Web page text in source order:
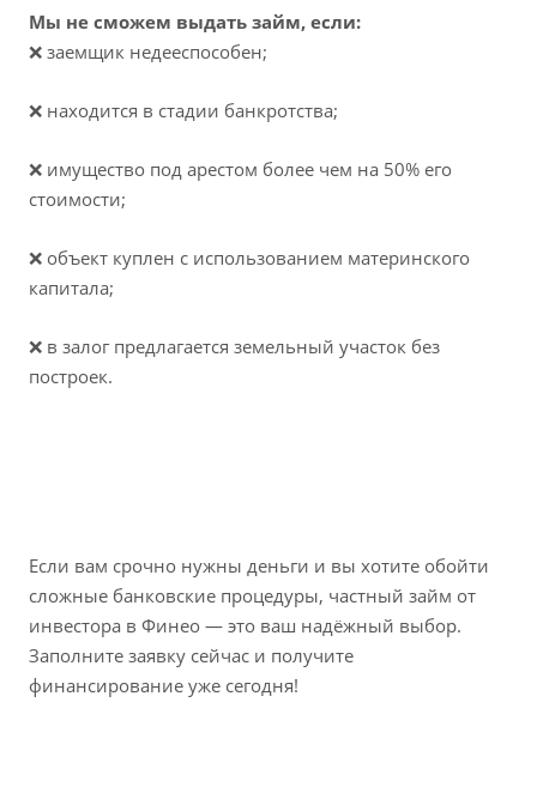
Мы не сможем выдать займ, если:
❌ заемщик недееспособен;
❌ находится в стадии банкротства;
❌ имущество под арестом более чем на 50% его
стоимости;
❌ объект куплен с использованием материнского
капитала;
❌ в залог предлагается земельный участок без
построек.
Если вам срочно нужны деньги и вы хотите обойти
сложные банковские процедуры, частный займ от
инвестора в Финео — это ваш надёжный выбор.
Заполните заявку сейчас и получите
финансирование уже сегодня!